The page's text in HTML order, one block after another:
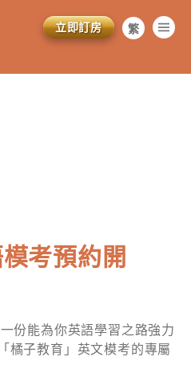
繁
EN
立即訂房
考預約開
份能為你英語學習之路強力
橘子教育」英文模考的專屬